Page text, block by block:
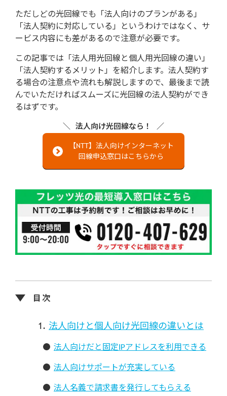
ただしどの光回線でも「法人向けのプランがある」
「法人契約に対応している」というわけではなく、サ
ービス内容にも差があるので注意が必要です。
この記事では「法人用光回線と個人用光回線の違い」
「法人契約するメリット」を紹介します。法人契約す
る場合の注意点や流れも解説しますので、最後まで読
んでいただければスムーズに光回線の法人契約ができ
るはずです。
法人向け光回線なら！
【NTT】法人向けインターネット
回線申込窓口はこちらから
法人向けと個人向け光回線の違いとは
法人向けだと固定IPアドレスを利用できる
法人向けサポートが充実している
法人名義で請求書を発行してもらえる